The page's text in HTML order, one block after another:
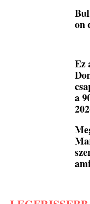
on
Ez
a